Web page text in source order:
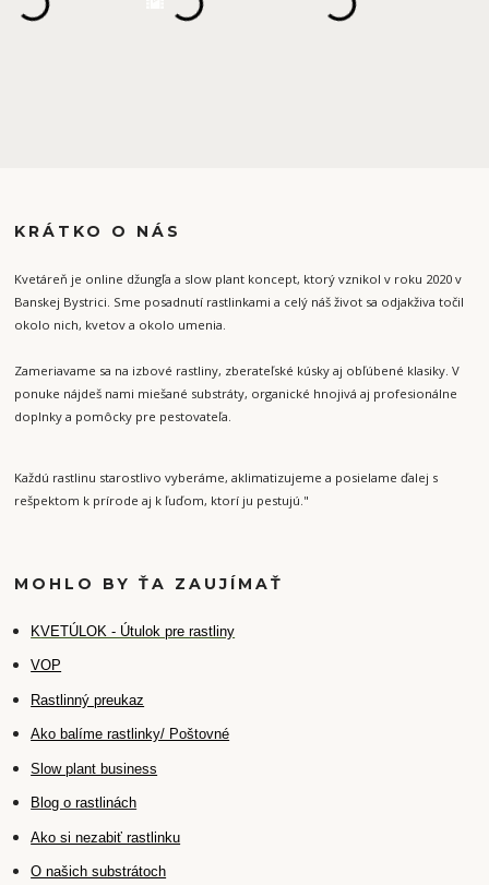
KRÁTKO O NÁS
Kvetáreň je online džungľa a slow plant koncept, ktorý vznikol v roku 2020 v
Banskej Bystrici. Sme posadnutí rastlinkami a celý náš život sa odjakživa točil
okolo nich, kvetov a okolo umenia.
Zameriavame sa na izbové rastliny, zberateľské kúsky aj obľúbené klasiky. V
ponuke nájdeš nami miešané substráty, organické hnojivá aj profesionálne
doplnky a pomôcky pre pestovateľa.
Každú rastlinu starostlivo vyberáme, aklimatizujeme a posielame ďalej s
rešpektom k prírode aj k ľuďom, ktorí ju pestujú."
MOHLO BY ŤA ZAUJÍMAŤ
KVETÚLOK - Útulok pre rastliny
VOP
Rastlinný preukaz
Ako balíme rastlinky/ Poštovné
Slow plant business
Blog o rastlinách
Ako si nezabiť rastlinku
O našich substrátoch